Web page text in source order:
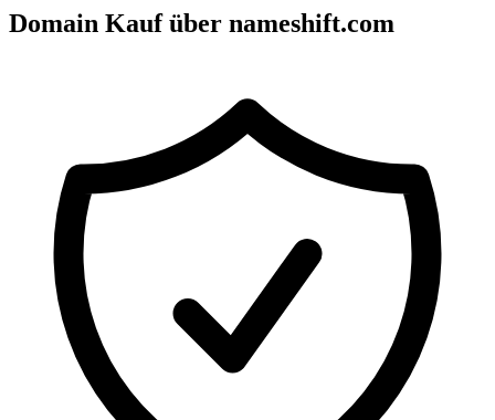
Domain Kauf über nameshift.com